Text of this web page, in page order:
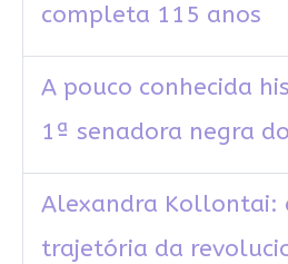
completa 115 anos
A pouco conhecida
1ª senadora negra
Alexandra Kollontai:
trajetória da